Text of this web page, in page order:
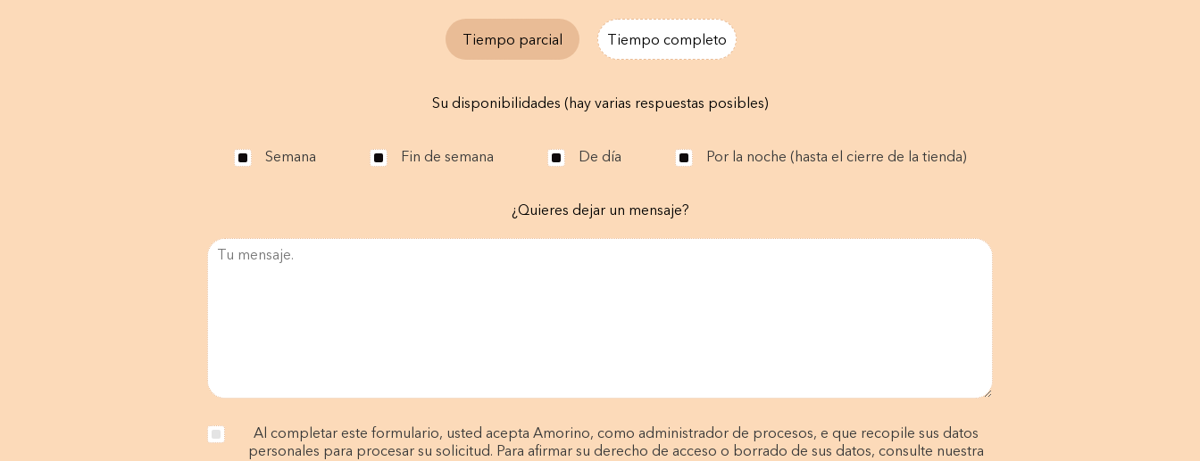
Tiempo parcial Tiempo completo
Su disponibilidades (hay varias respuestas posibles)
Semana Fin de semana De día Por la noche (hasta el cierre de la tienda)
¿Quieres dejar un mensaje?
Al completar este formulario, usted acepta Amorino, como administrador de procesos, e que recopile sus datos
personales para procesar su solicitud. Para afirmar su derecho de acceso o borrado de sus datos, consulte nuestra